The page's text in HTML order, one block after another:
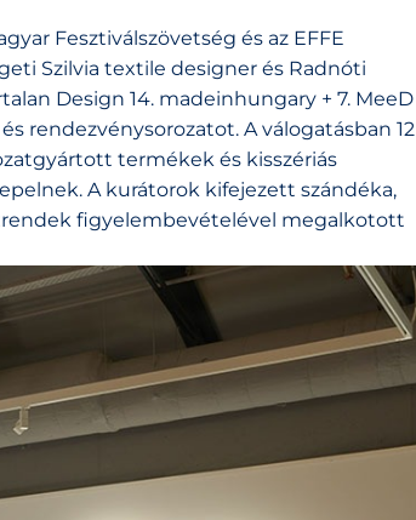
Fesztiválszövetség és az EFFE
Szilvia textile designer és Radnóti
Design 14. madeinhungary + 7. MeeD
rendezvénysorozatot. A válogatásban 12
termékek és kisszériás
A kurátorok kifejezett szándéka,
figyelembevételével megalkotott